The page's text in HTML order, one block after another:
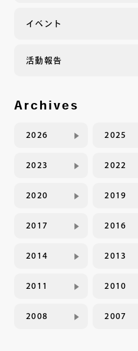
イベント
活動報告
Archives
2026 2025
2023 2022
2020 2019
2017 2016
2014 2013
2011 2010
2008 2007